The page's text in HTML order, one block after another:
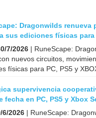
Dragonwilds
sus ediciones físicas para
7/2026 | RuneScape:
nuevos circuitos,
físicas para PC, PS5 y
supervivencia
fecha en PC, PS5 y Xbox
6/2026 | RuneScape: